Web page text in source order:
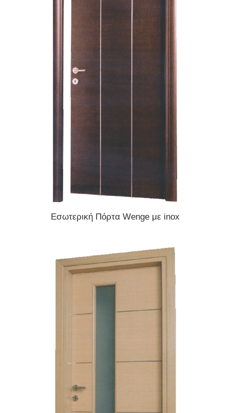
READ MORE
Εσωτερική Πόρτα Wenge με inox